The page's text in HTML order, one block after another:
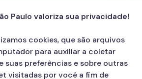
de São Paulo
de São Paulode São Paulo
de São Paulo
da Prefeitura de São Paulo
da Prefeitura de São Paulo
Diário Oficial
Paulo valoriza sua privacidade!
cookies, que são arquivos
para auxiliar a coletar
suas preferências e sobre outras
visitadas por você a fim de